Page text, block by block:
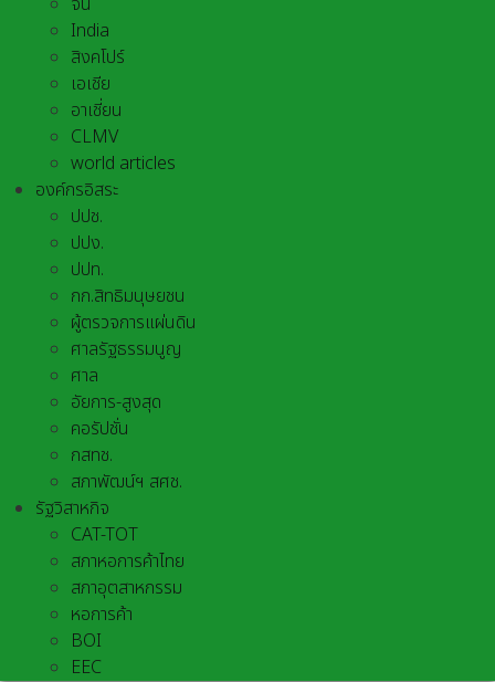
India
สิงคโปร์
เอเชีย
อาเชี่ยน
CLMV
world articles
องค์กรอิสระ
ปปช.
ปปง.
ปปท.
กก.สิทธิมนุษยชน
ผู้ตรวจการแผ่นดิน
ศาลรัฐธรรมนูญ
ศาล
อัยการ-สูงสุด
คอรัปชั่น
กสทช.
สภาพัฒน์ฯ สศช.
รัฐวิสาหกิจ
CAT-TOT
สภาหอการค้าไทย
สภาอุตสาหกรรม
หอการค้า
BOI
EEC